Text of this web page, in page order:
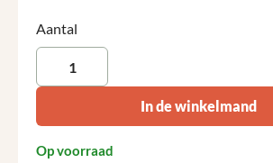
Producthoeveelheid: Voer de gewenste
Aantal
In de winkelmand
Op voorraad